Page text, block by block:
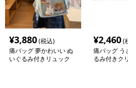
¥3,880(税込)
痛バッグ 夢かわいい ぬ
いぐるみ付きリュック
¥2,460(税
痛バッグ うさ
るみ付きクリ